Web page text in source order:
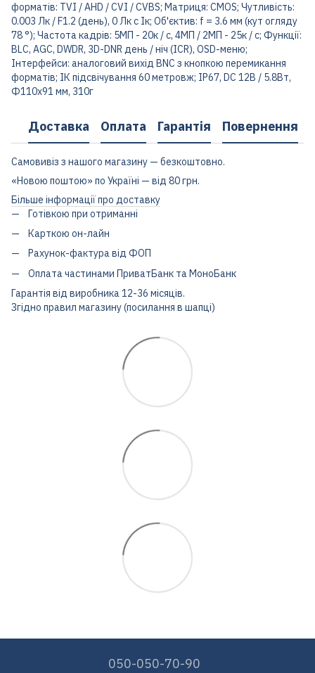
форматів: TVI / AHD / CVI / CVBS; Матриця: CMOS; Чутливість:
0.003 Лк / F1.2 (день), 0 Лк c Ік; Об'єктив: f = 3.6 мм (кут огляду
78 °); Частота кадрів: 5МП - 20к / с, 4МП / 2МП - 25к / с; Функції:
BLC, AGC, DWDR, 3D-DNR день / ніч (ICR), OSD-меню;
Інтерфейси: аналоговий вихід BNC з кнопкою перемикання
форматів; ІК підсвічування 60 метровж; IP67, DC 12В / 5.8Вт,
Ф110х91 мм, 310г
Доставка Оплата Гарантія Повернення
Самовивіз з нашого магазину — безкоштовно.
«Новою поштою» по Україні — від 80 грн.
Більше інформації про доставку
Готівкою при отриманні
Карткою он-лайн
Рахунок-фактура від ФОП
Оплата частинами ПриватБанк та МоноБанк
Гарантія від виробника 12-36 місяців.
Згідно правил магазину (посилання в шапці)
050-050-70-90